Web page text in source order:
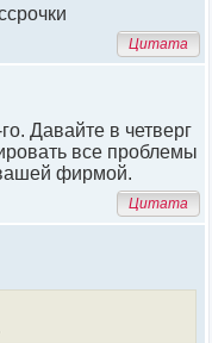
Цитата
Давайте в четверг
все проблемы
фирмой.
Цитата